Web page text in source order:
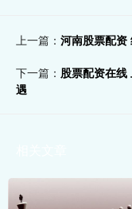
上一篇： 河南股票配资
下一篇： 股票配资在线
遇